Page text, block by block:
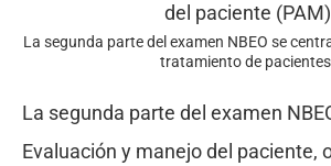
La segunda parte del examen NBEO se
tratamiento de
La segunda parte del examen
Evaluación y manejo del paciente,